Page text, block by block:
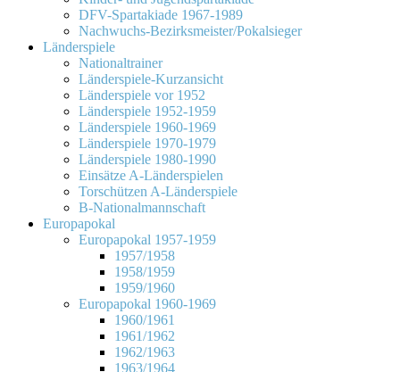
DFV-Spartakiade 1967-1989
Nachwuchs-Bezirksmeister/Pokalsieger
Länderspiele
Nationaltrainer
Länderspiele-Kurzansicht
Länderspiele vor 1952
Länderspiele 1952-1959
Länderspiele 1960-1969
Länderspiele 1970-1979
Länderspiele 1980-1990
Einsätze A-Länderspielen
Torschützen A-Länderspiele
B-Nationalmannschaft
Europapokal
Europapokal 1957-1959
1957/1958
1958/1959
1959/1960
Europapokal 1960-1969
1960/1961
1961/1962
1962/1963
1963/1964